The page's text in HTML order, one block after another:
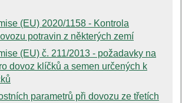
(EU) 2020/1158 - Kontrola
potravin z některých zemí
(EU) č. 211/2013 - požadavky na
dovoz klíčků a semen určených k
parametrů při dovozu ze třetích